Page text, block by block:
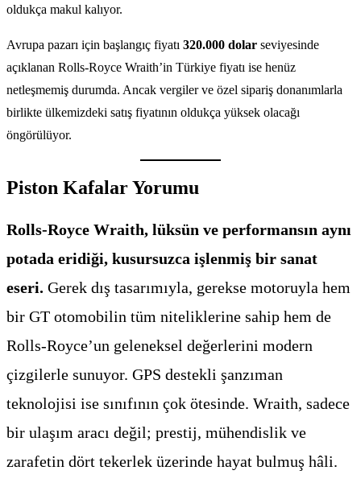
oldukça makul kalıyor.
Avrupa pazarı için başlangıç fiyatı 320.000 dolar seviyesinde
açıklanan Rolls-Royce Wraith’in Türkiye fiyatı ise henüz
netleşmemiş durumda. Ancak vergiler ve özel sipariş donanımlarla
birlikte ülkemizdeki satış fiyatının oldukça yüksek olacağı
öngörülüyor.
Piston Kafalar Yorumu
Rolls-Royce Wraith, lüksün ve performansın aynı
potada eridiği, kusursuzca işlenmiş bir sanat
eseri. Gerek dış tasarımıyla, gerekse motoruyla hem
bir GT otomobilin tüm niteliklerine sahip hem de
Rolls-Royce’un geleneksel değerlerini modern
çizgilerle sunuyor. GPS destekli şanzıman
teknolojisi ise sınıfının çok ötesinde. Wraith, sadece
bir ulaşım aracı değil; prestij, mühendislik ve
zarafetin dört tekerlek üzerinde hayat bulmuş hâli.